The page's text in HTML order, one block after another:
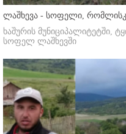
ლაშხევა - სოფელი,
ხაშურის მუნიციპალიტეტში,
სოფელ ლაშხევში